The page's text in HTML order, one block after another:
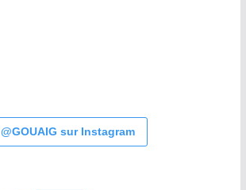
@GOUAIG sur Instagram